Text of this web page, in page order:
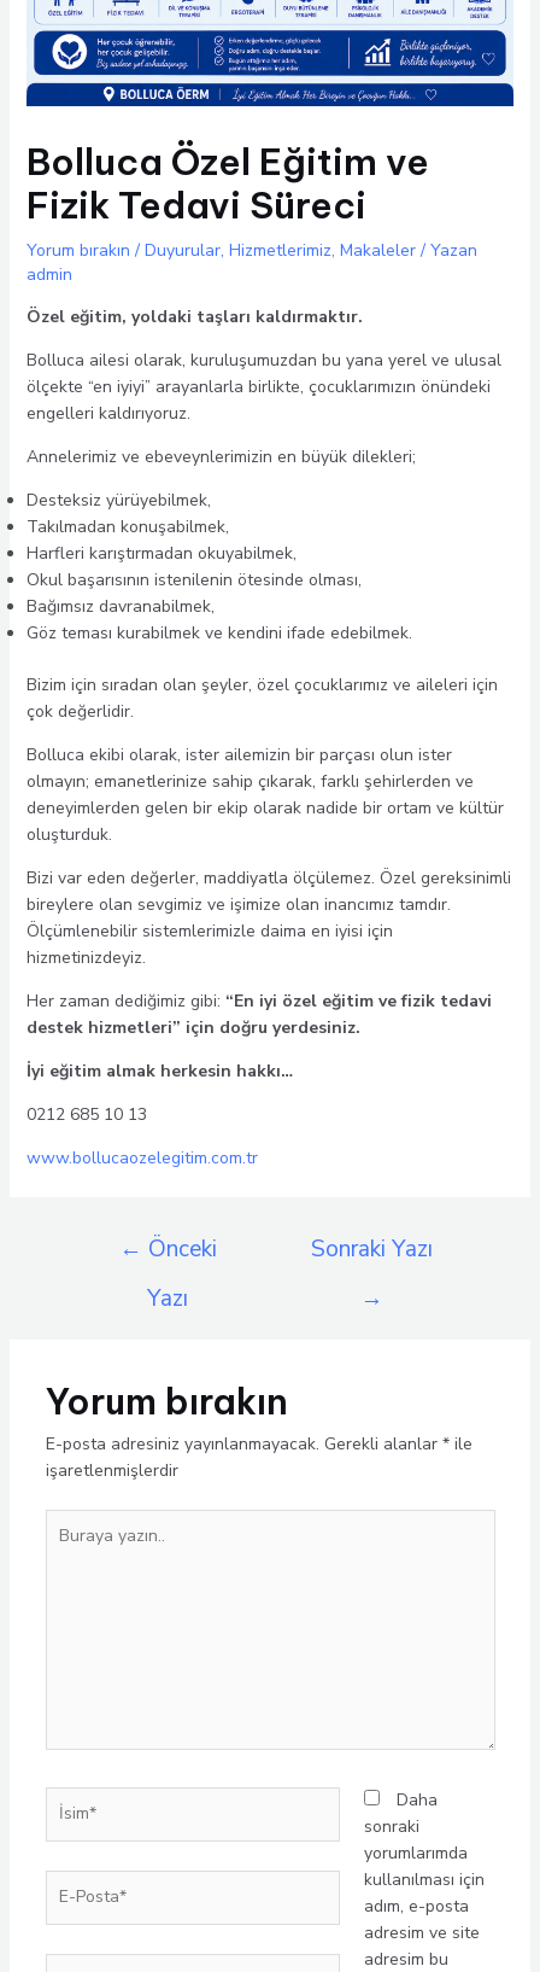
Bolluca Özel Eğitim ve
Fizik Tedavi Süreci
Yorum bırakın / Duyurular, Hizmetlerimiz, Makaleler/ Yazan
admin
Özel eğitim, yoldaki taşları kaldırmaktır.
Bolluca ailesi olarak, kuruluşumuzdan bu yana yerel ve ulusal
ölçekte “en iyiyi” arayanlarla birlikte, çocuklarımızın önündeki
engelleri kaldırıyoruz.
Annelerimiz ve ebeveynlerimizin en büyük dilekleri;
Desteksiz yürüyebilmek,
Takılmadan konuşabilmek,
Harfleri karıştırmadan okuyabilmek,
Okul başarısının istenilenin ötesinde olması,
Bağımsız davranabilmek,
Göz teması kurabilmek ve kendini ifade edebilmek.
Bizim için sıradan olan şeyler, özel çocuklarımız ve aileleri için
çok değerlidir.
Bolluca ekibi olarak, ister ailemizin bir parçası olun ister
olmayın; emanetlerinize sahip çıkarak, farklı şehirlerden ve
deneyimlerden gelen bir ekip olarak nadide bir ortam ve kültür
oluşturduk.
Bizi var eden değerler, maddiyatla ölçülemez. Özel gereksinimli
bireylere olan sevgimiz ve işimize olan inancımız tamdır.
Ölçümlenebilir sistemlerimizle daima en iyisi için
hizmetinizdeyiz.
Her zaman dediğimiz gibi: “En iyi özel eğitim ve fizik tedavi
destek hizmetleri” için doğru yerdesiniz.
İyi eğitim almak herkesin hakkı…
0212 685 10 13
www.bollucaozelegitim.com.tr
gezinmesi
← Önceki
Yazı
Sonraki Yazı
→
Yorum bırakın
E-posta adresiniz yayınlanmayacak. Gerekli alanlar *ile
işaretlenmişlerdir
yazın..
İsim*
Posta*
Daha
sonraki
yorumlarımda
kullanılması için
adım, e-posta
adresim ve site
adresim bu